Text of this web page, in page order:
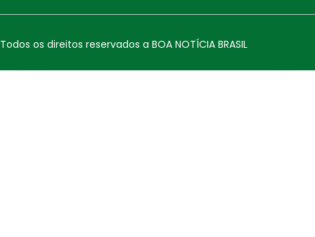
Todos os direitos reservados a BOA NOTÍCIA BRASIL